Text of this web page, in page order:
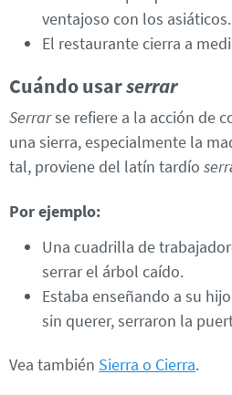
ventajoso con los asiáticos.
El restaurante cierra a
Cuándo usarserrar
Serrarse refiere a la acción de
una sierra, especialmente la
tal, proviene del latín tardío
Por ejemplo:
Una cuadrilla de
serrar el árbol caído.
Estaba enseñando a su
sin querer, serraron la
Vea también Sierra o Cierra.